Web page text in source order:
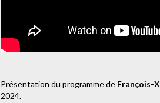
Présentation du programme de François-
2024.